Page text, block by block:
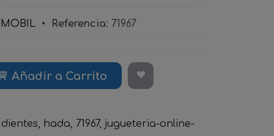
• Referencia: 71967
Añadir a Carrito
dientes hada 71967
jugueteria-online-